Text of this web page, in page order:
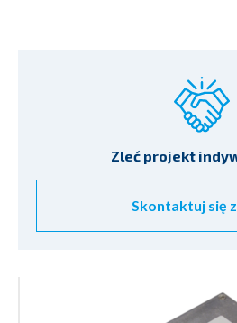
Zleć projekt
Skontaktuj się